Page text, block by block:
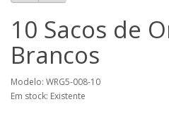
10 Sacos de
Brancos
Modelo: WRG5-008-10
Em stock: Existente